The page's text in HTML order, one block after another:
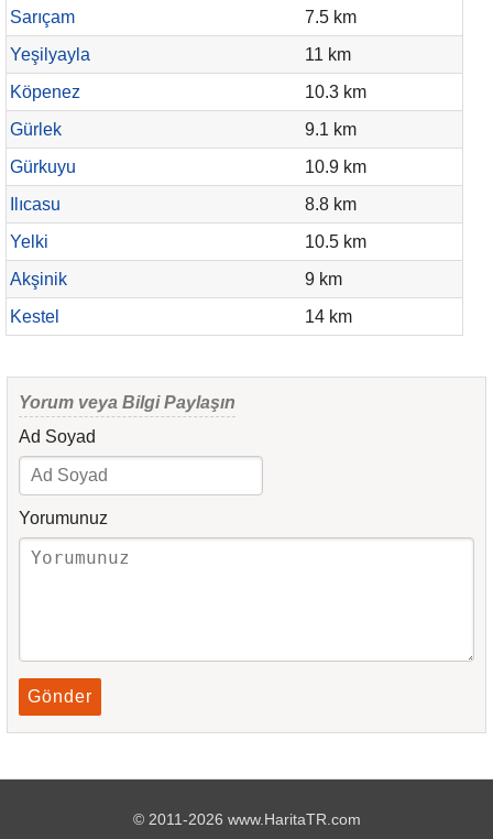
Sarıçam
7.5 km
Yeşilyayla
11 km
Köpenez
10.3 km
Gürlek
9.1 km
Gürkuyu
10.9 km
Ilıcasu
8.8 km
Yelki
10.5 km
Akşinik
9 km
Kestel
14 km
Yorum veya Bilgi Paylaşın
Ad Soyad
Yorumunuz
Gönder
© 2011-2026 www.HaritaTR.com